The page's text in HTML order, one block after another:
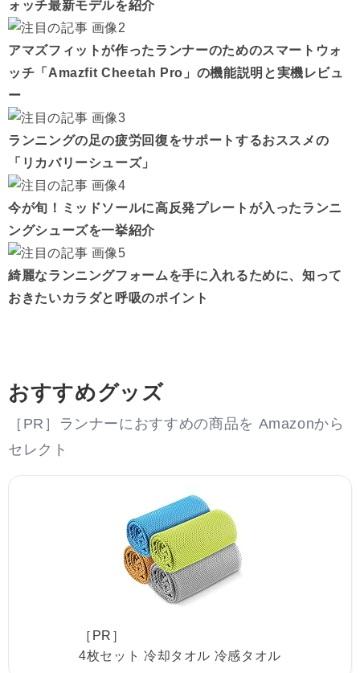
ォッチ最新モデルを紹介
アマズフィットが作ったランナーのためのスマートウォ
ッチ「Amazfit Cheetah Pro」の機能説明と実機レビュ
ー
ランニングの足の疲労回復をサポートするおススメの
「リカバリーシューズ」
今が旬！ミッドソールに高反発プレートが入ったランニ
ングシューズを一挙紹介
綺麗なランニングフォームを手に入れるために、知って
おきたいカラダと呼吸のポイント
おすすめグッズ
［PR］ランナーにおすすめの商品を Amazonから
セレクト
［PR］
4枚セット 冷却タオル 冷感タオル